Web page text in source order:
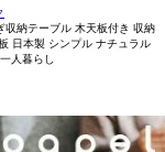
収納テーブル 木天板付き 収納
日本製 シンプル ナチュラル
人暮らし